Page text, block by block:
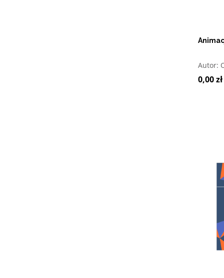
Autor:
0,00 zł